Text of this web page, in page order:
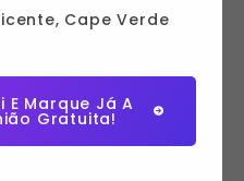
Cape Verde
E Marque Já A
Gratuita!